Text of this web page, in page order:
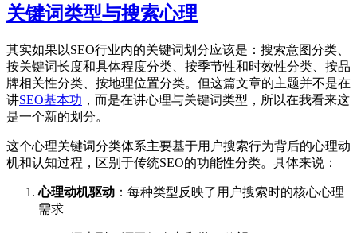
关键词类型与搜索心理
其实如果以SEO行业内的关键词划分应该是：搜索意图分类、
按关键词长度和具体程度分类、按季节性和时效性分类、按品
牌相关性分类、按地理位置分类。但这篇文章的主题并不是在
讲SEO基本功 ，而是在讲心理与关键词类型，所以在我看来这
是一个新的划分。
这个心理关键词分类体系主要基于用户搜索行为背后的心理动
机和认知过程，区别于传统SEO的功能性分类。具体来说：
心理动机驱动 ：每种类型反映了用户搜索时的核心心理
需求